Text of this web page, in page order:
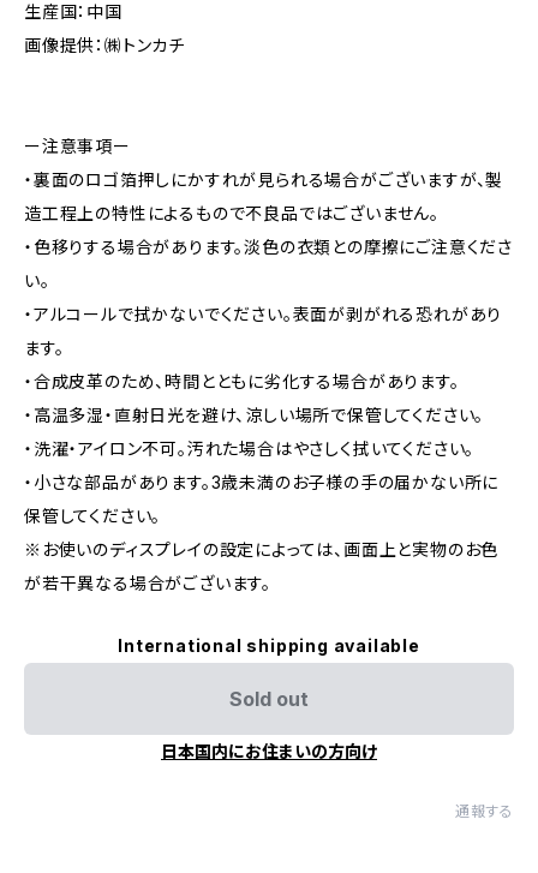
生産国：中国
画像提供：㈱トンカチ
ー注意事項ー
・裏面のロゴ箔押しにかすれが見られる場合がございますが、製
造工程上の特性によるもので不良品ではございません。
・色移りする場合があります。淡色の衣類との摩擦にご注意くださ
い。
・アルコールで拭かないでください。表面が剥がれる恐れがあり
ます。
・合成皮革のため、時間とともに劣化する場合があります。
・高温多湿・直射日光を避け、涼しい場所で保管してください。
・洗濯・アイロン不可。汚れた場合はやさしく拭いてください。
・小さな部品があります。3歳未満のお子様の手の届かない所に
保管してください。
※お使いのディスプレイの設定によっては、画面上と実物のお色
が若干異なる場合がございます。
International shipping available
Sold out
日本国内にお住まいの方向け
通報する